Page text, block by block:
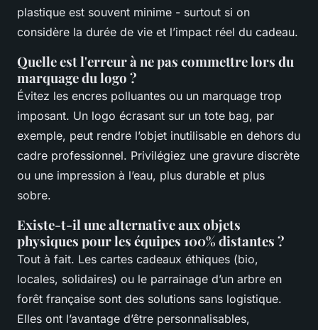
plastique est souvent minime - surtout si on
considère la durée de vie et l’impact réel du cadeau.
Quelle est l'erreur à ne pas commettre lors du
marquage du logo ?
Évitez les encres polluantes ou un marquage trop
imposant. Un logo écrasant sur un tote bag, par
exemple, peut rendre l’objet inutilisable en dehors du
cadre professionnel. Privilégiez une gravure discrète
ou une impression à l’eau, plus durable et plus
sobre.
Existe-t-il une alternative aux objets
physiques pour les équipes 100% distantes ?
Tout à fait. Les cartes cadeaux éthiques (bio,
locales, solidaires) ou le parrainage d’un arbre en
forêt française sont des solutions sans logistique.
Elles ont l’avantage d’être personnalisables,